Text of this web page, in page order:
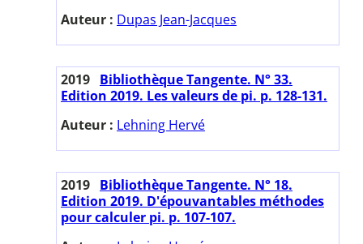
Auteur : Dupas Jean-Jacques
2019 Bibliothèque Tangente. N° 33.
Edition 2019. Les valeurs de pi. p. 128-131.
Auteur : Lehning Hervé
2019 Bibliothèque Tangente. N° 18.
Edition 2019. D'épouvantables méthodes
pour calculer pi. p. 107-107.